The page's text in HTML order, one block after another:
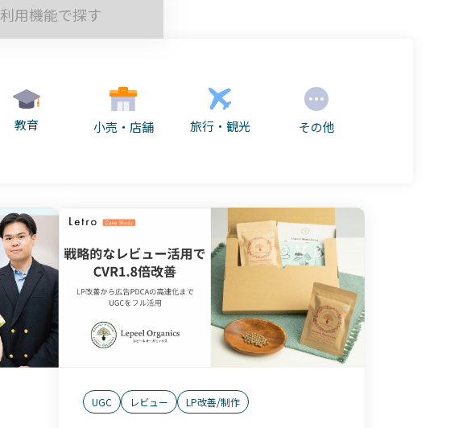
利用機能で探す
教育 小売・店舗 旅行・観光 その他
UGC レビュー LP改善/制作